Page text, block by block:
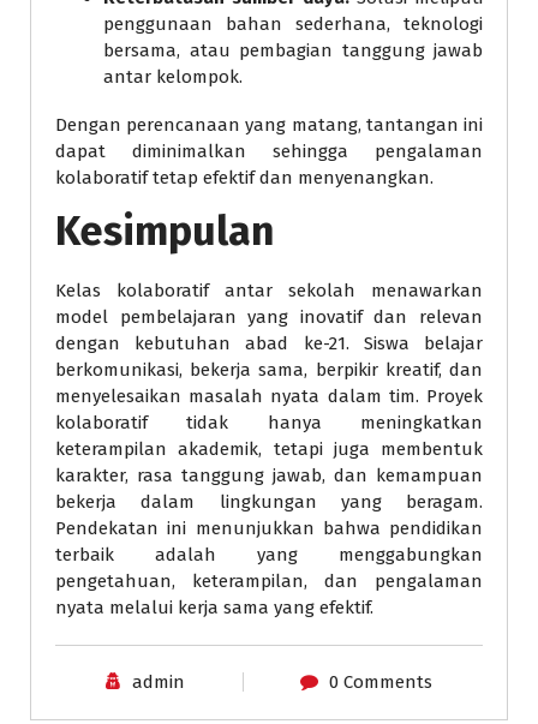
penggunaan bahan sederhana, teknologi
bersama, atau pembagian tanggung jawab
antar kelompok.
Dengan perencanaan yang matang, tantangan ini
dapat diminimalkan sehingga pengalaman
kolaboratif tetap efektif dan menyenangkan.
Kesimpulan
Kelas kolaboratif antar sekolah menawarkan
model pembelajaran yang inovatif dan relevan
dengan kebutuhan abad ke-21. Siswa belajar
berkomunikasi, bekerja sama, berpikir kreatif, dan
menyelesaikan masalah nyata dalam tim. Proyek
kolaboratif tidak hanya meningkatkan
keterampilan akademik, tetapi juga membentuk
karakter, rasa tanggung jawab, dan kemampuan
bekerja dalam lingkungan yang beragam.
Pendekatan ini menunjukkan bahwa pendidikan
terbaik adalah yang menggabungkan
pengetahuan, keterampilan, dan pengalaman
nyata melalui kerja sama yang efektif.
admin 0 Comments